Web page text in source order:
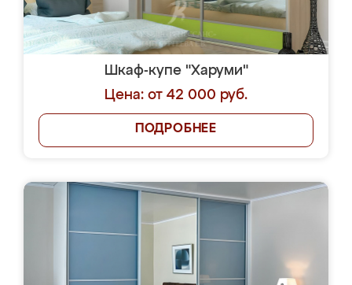
Шкаф-купе "Харуми"
Цена: от 42 000 руб.
ПОДРОБНЕЕ